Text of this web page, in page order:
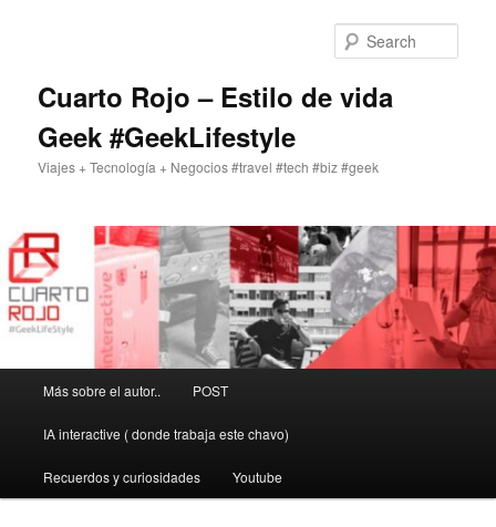
Cuarto Rojo – Estilo de vida
Geek #GeekLifestyle
Viajes + Tecnología + Negocios #travel #tech #biz #geek
Más sobre el autor.. POST
IA interactive ( donde trabaja este chavo)
Recuerdos y curiosidades Youtube